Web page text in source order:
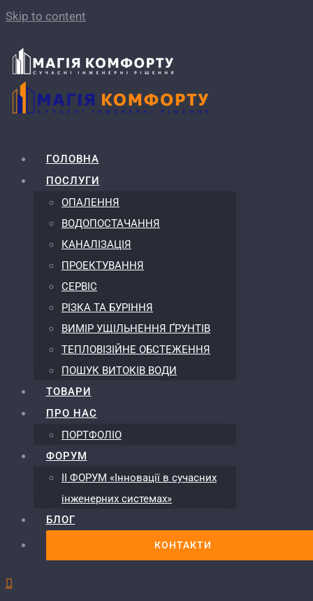
Skip to content
ГОЛОВНА
ПОСЛУГИ
ОПАЛЕННЯ
ВОДОПОСТАЧАННЯ
КАНАЛІЗАЦІЯ
ПРОЕКТУВАННЯ
СЕРВІС
РІЗКА ТА БУРІННЯ
ВИМІР УЩІЛЬНЕННЯ ҐРУНТІВ
ТЕПЛОВІЗІЙНЕ ОБСТЕЖЕННЯ
ПОШУК ВИТОКІВ ВОДИ
ТОВАРИ
ПРО НАС
ПОРТФОЛІО
ФОРУМ
ІІ ФОРУМ «Інновації в сучасних
інженерних системах»
БЛОГ
КОНТАКТИ